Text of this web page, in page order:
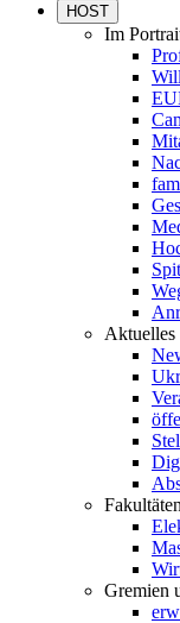
HOST
Im
Aktuelles
Gremien